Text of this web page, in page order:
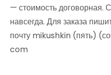
— стоимость договорная.
навсегда. Для заказа
почту mikushkin (пять)
com